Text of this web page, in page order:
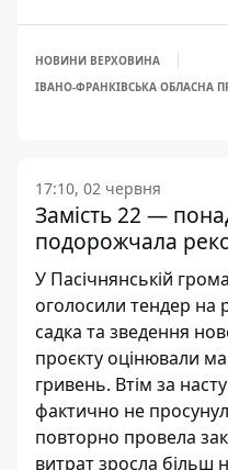
НОВИНИ ВЕРХОВИНА
ІВАНО-ФРАНКІВСЬКА ОБЛАСНА
17:10, 02 червня
Замість 22 —
подорожчала
У Пасічнянській
оголосили тендер на
садка та зведення
проєкту оцінювали
гривень. Втім за
фактично не
повторно провела
витрат зросла більш